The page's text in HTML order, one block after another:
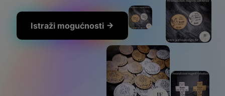
Istraži mogućnosti arrow_forward
Explore Solutions →